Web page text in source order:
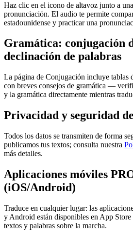
Haz clic en el icono de altavoz junto a
pronunciación. El audio te permite
estadounidense y practicar una
Gramática: conjugación
declinación de palabras
La página de Conjugación incluye tablas
con breves consejos de gramática —
y la gramática directamente mientras
Privacidad y seguridad
Todos los datos se transmiten de forma
publicamos tus textos; consulta nuestra
más detalles.
Aplicaciones móviles
(iOS/Android)
Traduce en cualquier lugar: las
y Android están disponibles en App
textos y palabras sobre la marcha.